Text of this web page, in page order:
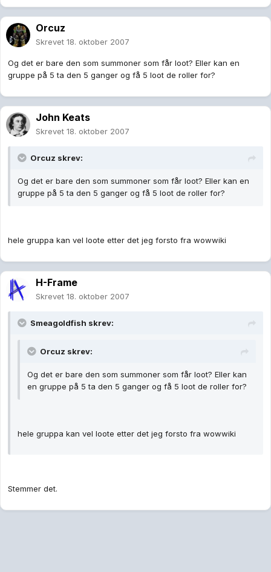
Orcuz
Skrevet 18. oktober 2007
Og det er bare den som summoner som får loot? Eller kan en
gruppe på 5 ta den 5 ganger og få 5 loot de roller for?
John Keats
Skrevet 18. oktober 2007
Orcuz skrev:
Og det er bare den som summoner som får loot? Eller kan en
gruppe på 5 ta den 5 ganger og få 5 loot de roller for?
hele gruppa kan vel loote etter det jeg forsto fra wowwiki
H-Frame
Skrevet 18. oktober 2007
Smeagoldfish skrev:
Orcuz skrev:
Og det er bare den som summoner som får loot? Eller kan
en gruppe på 5 ta den 5 ganger og få 5 loot de roller for?
hele gruppa kan vel loote etter det jeg forsto fra wowwiki
Stemmer det.